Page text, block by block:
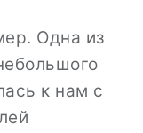
Одна из
к нам с